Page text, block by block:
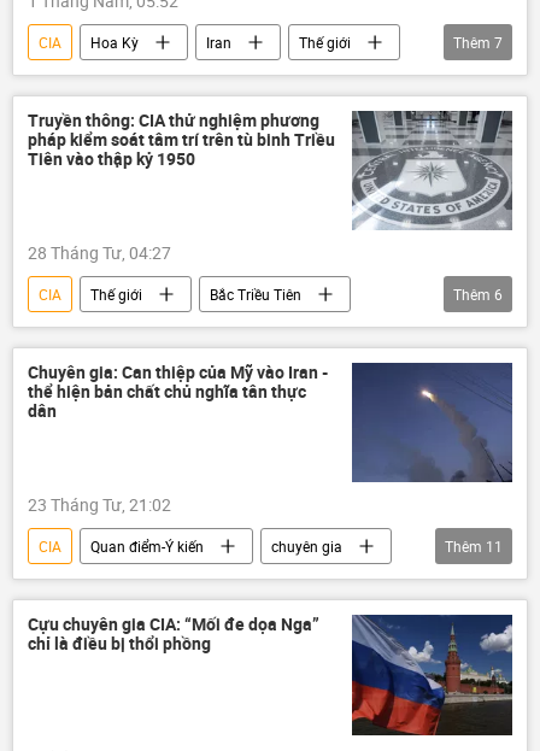
CIA Hoa Kỳ Iran
Thế giới
Chính trị
Quan điểm-Ý kiến
chuyên gia
Liên Xô
Anh
phương Tây
dầu mỏ
Thêm 7
Truyền thông: CIA thử nghiệm phương
pháp kiểm soát tâm trí trên tù binh Triều
Tiên vào thập kỷ 1950
28 Tháng Tư, 04:27
CIA Thế giới
Bắc Triều Tiên
Chính trị
Quân sự
Hoa Kỳ
Nhật Bản
Anh Canada
Thêm 6
Chuyên gia: Can thiệp của Mỹ vào Iran -
thể hiện bản chất chủ nghĩa tân thực
dân
23 Tháng Tư, 21:02
CIA Quan điểm-Ý kiến
chuyên gia
Iran
Xung đột Mỹ-Iran
Hoa Kỳ
Trung Đông
xung đột
xung đột quân sự
Thêm 11
Cựu chuyên gia CIA: “Mối đe dọa Nga”
chỉ là điều bị thổi phồng